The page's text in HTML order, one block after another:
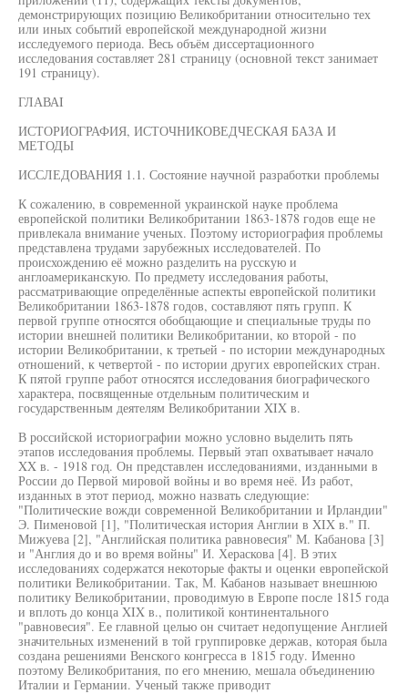
демонстрирующих позицию Великобритании относительно тех
или иных событий европейской международной жизни
исследуемого периода. Весь объём диссертационного
исследования составляет 281 страницу (основной текст занимает
191 страницу).
ГЛАВАI
ИСТОРИОГРАФИЯ, ИСТОЧНИКОВЕДЧЕСКАЯ БАЗА И
МЕТОДЫ
ИССЛЕДОВАНИЯ 1.1. Состояние научной разработки проблемы
К сожалению, в современной украинской науке проблема
европейской политики Великобритании 1863-1878 годов еще не
привлекала внимание ученых. Поэтому историография проблемы
представлена трудами зарубежных исследователей. По
происхождению её можно разделить на русскую и
англоамериканскую. По предмету исследования работы,
рассматривающие определённые аспекты европейской политики
Великобритании 1863-1878 годов, составляют пять групп. К
первой группе относятся обобщающие и специальные труды по
истории внешней политики Великобритании, ко второй - по
истории Великобритании, к третьей - по истории международных
отношений, к четвертой - по истории других европейских стран.
К пятой группе работ относятся исследования биографического
характера, посвященные отдельным политическим и
государственным деятелям Великобритании XIX в.
В российской историографии можно условно выделить пять
этапов исследования проблемы. Первый этап охватывает начало
XX в. - 1918 год. Он представлен исследованиями, изданными в
России до Первой мировой войны и во время неё. Из работ,
изданных в этот период, можно назвать следующие:
"Политические вожди современной Великобритании и Ирландии"
Э. Пименовой [1], "Политическая история Англии в XIX в." П.
Мижуева [2], "Английская политика равновесия" М. Кабанова [3]
и "Англия до и во время войны" И. Хераскова [4]. В этих
исследованиях содержатся некоторые факты и оценки европейской
политики Великобритании. Так, М. Кабанов называет внешнюю
политику Великобритании, проводимую в Европе после 1815 года
и вплоть до конца XIX в., политикой континентального
"равновесия". Ее главной целью он считает недопущение Англией
значительных изменений в той группировке держав, которая была
создана решениями Венского конгресса в 1815 году. Именно
поэтому Великобритания, по его мнению, мешала объединению
Италии и Германии. Ученый также приводит